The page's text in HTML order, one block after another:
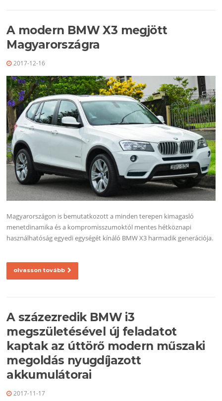
A modern BMW X3 megjött
Magyarországra
2017-12-16
Magyarországon is bemutatkozott a minden terepen kimagasló
menetdinamika és a kompromisszumoktól mentes hétköznapi
használhatóság egyedi egységét kínáló BMW X3 harmadik generációja.
olvasson tovább
A százezredik BMW i3
megszületésével új feladatot
kaptak az úttörő modern műszaki
megoldás nyugdíjazott
akkumulátorai
2017-11-17